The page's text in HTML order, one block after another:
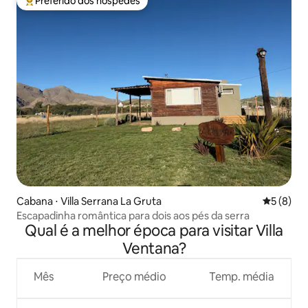
Entre os melhores preferidos dos hóspedes
Cabana ⋅ Villa Serrana La Gruta 5 de
5 (8)
Escapadinha romântica para dois aos pés da serra
Qual é a melhor época para visitar Villa
Ventana?
Mês Preço médio Temp. média